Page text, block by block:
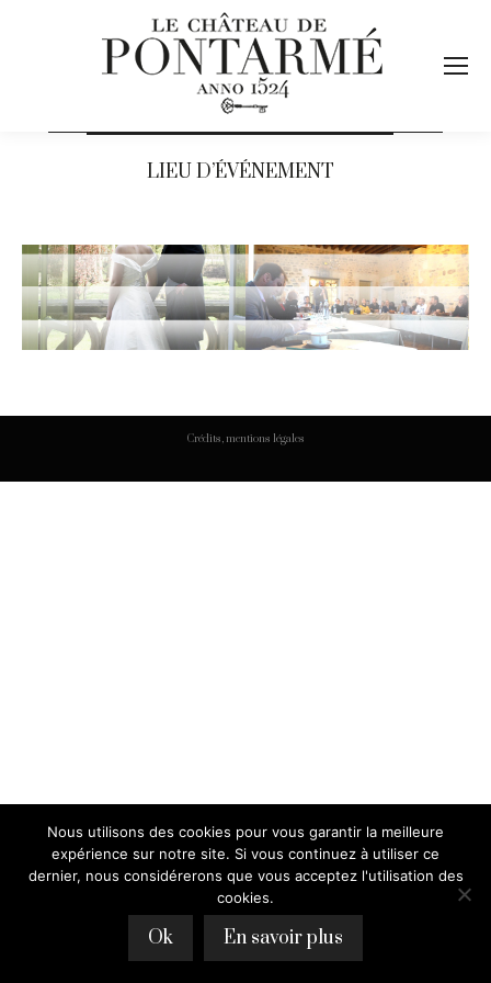
LIEU D’ÉVÉNEMENT
Crédits, mentions légales
Nous utilisons des cookies pour vous garantir la meilleure
expérience sur notre site. Si vous continuez à utiliser ce
dernier, nous considérerons que vous acceptez l'utilisation des
cookies.
Ok En savoir plus